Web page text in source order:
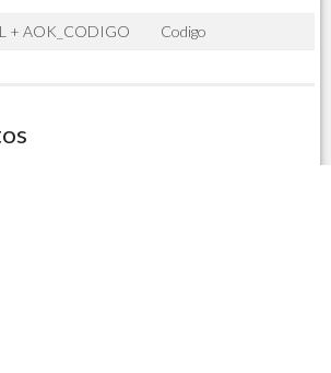
+ AOK_CODIGO Codigo